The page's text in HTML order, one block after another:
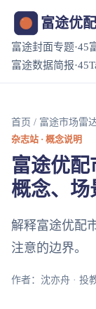
富途优配
富途封面专题·45
富途数据简报·45
首页 / 富途市场雷
杂志站 · 概念说明
富途优配
概念、场
解释富途优配
注意的边界。
作者：沈亦舟 · 投